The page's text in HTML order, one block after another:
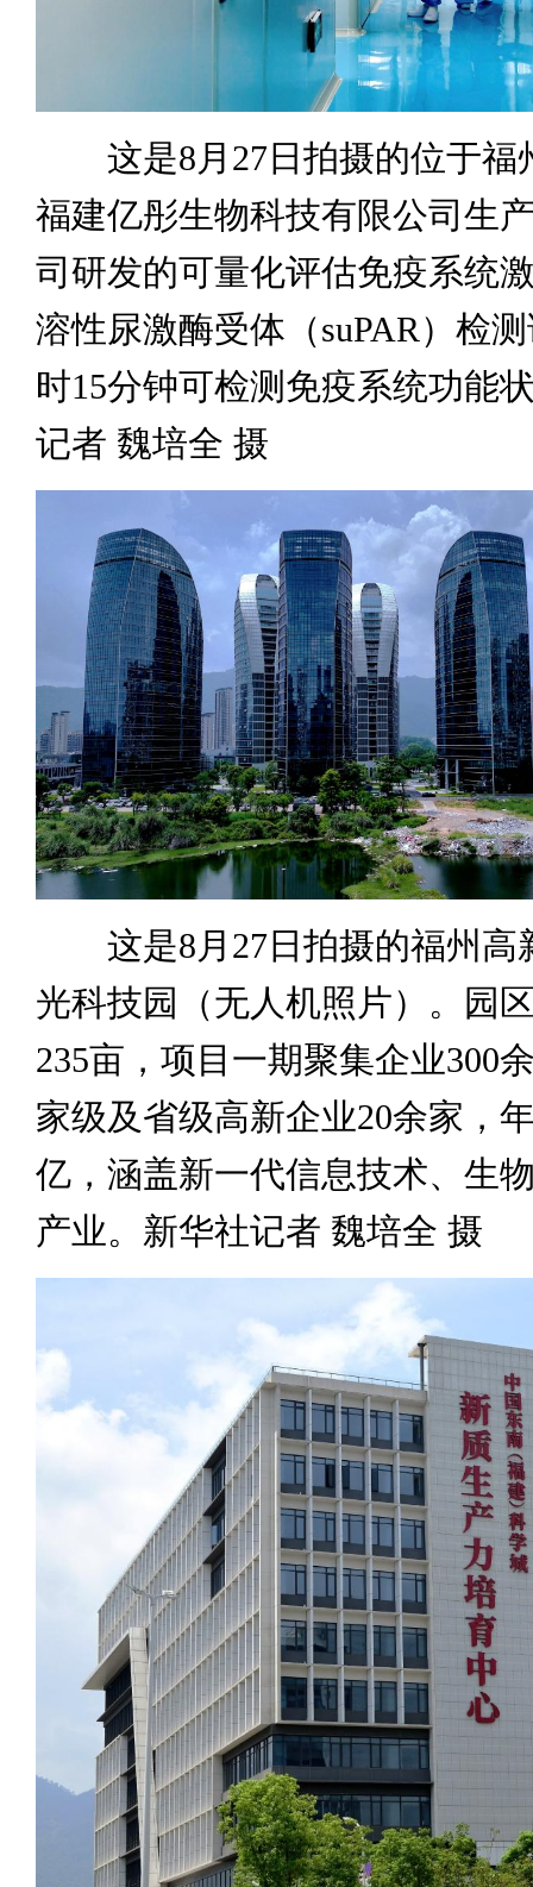
这是8月27日拍摄的位于福
福建亿彤生物科技有限公司生
司研发的可量化评估免疫系统
溶性尿激酶受体（suPAR）检
时15分钟可检测免疫系统功能
记者 魏培全 摄
这是8月27日拍摄的福州高
光科技园（无人机照片）。园
235亩，项目一期聚集企业300
家级及省级高新企业20余家，
亿，涵盖新一代信息技术、生
产业。新华社记者 魏培全 摄